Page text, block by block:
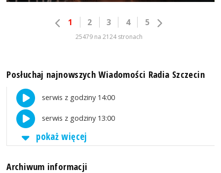
1 2 3 4 5
25479 na 2124 stronach
Posłuchaj najnowszych Wiadomości Radia Szczecin
serwis z godziny 14:00
serwis z godziny 13:00
pokaż więcej
Archiwum informacji